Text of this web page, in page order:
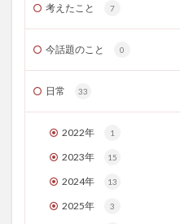
考えたこと 7
今話題のこと 0
日常 33
2022年 1
2023年 15
2024年 13
2025年 3